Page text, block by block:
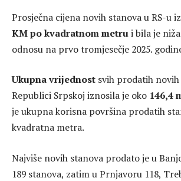
Prosječna cijena novih stanova u RS-u
KM po kvadratnom metrui bila je
odnosu na prvo tromjesečje 2025.
Ukupna vrijednost svih prodatih
Republici Srpskoj iznosila je oko 146,4
je ukupna korisna površina prodatih
kvadratna metra.
Najviše novih stanova prodato je u
189 stanova, zatim u Prnjavoru 118,